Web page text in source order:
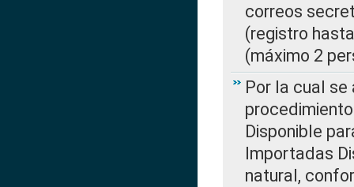
correos
(registro
(máximo 2
Por la cual
Disponible
Importadas
natural,